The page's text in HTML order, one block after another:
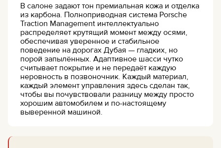
В салоне задают тон премиальная кожа и отделка
из карбона. Полноприводная система Porsche
Traction Management интеллектуально
распределяет крутящий момент между осями,
обеспечивая уверенное и стабильное
поведение на дорогах Дубая — гладких, но
порой запылённых. Адаптивное шасси чутко
считывает покрытие и не передаёт каждую
неровность в позвоночник. Каждый материал,
каждый элемент управления здесь сделан так,
чтобы вы почувствовали разницу между просто
хорошим автомобилем и по-настоящему
выверенной машиной.